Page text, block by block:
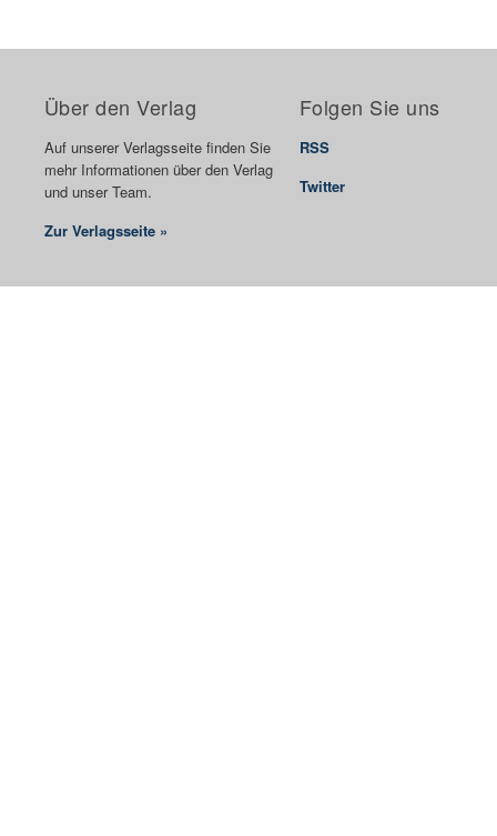
Über den Verlag
Auf unserer Verlagsseite finden Sie
mehr Informationen über den Verlag
und unser Team.
Zur Verlagsseite »
Folgen Sie uns
RSS
Twitter